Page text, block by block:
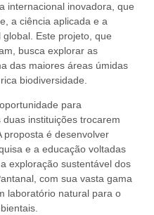
internacional inovadora, que
a ciência aplicada e a
Este projeto, que
busca explorar as
das maiores áreas úmidas
biodiversidade.
para
instituições trocarem
proposta é desenvolver
e a educação voltadas
exploração sustentável dos
com sua vasta gama
laboratório natural para o